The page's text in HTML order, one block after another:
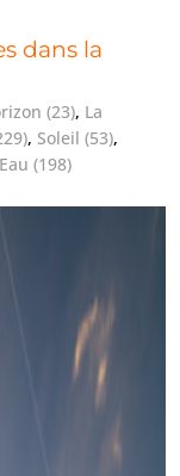
dans la
(23), La
, Soleil (53),
Eau (198)